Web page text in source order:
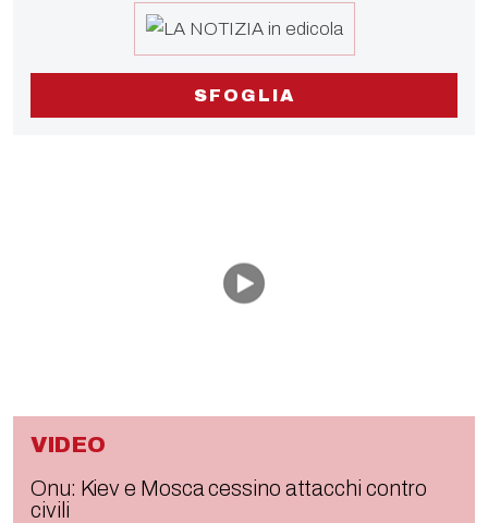
SFOGLIA
VIDEO
Onu: Kiev e Mosca cessino attacchi contro
civili